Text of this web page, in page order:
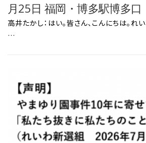
月25日 福岡・博多駅博多口
高井たかし：はい。皆さん、こんにちは。れ
…